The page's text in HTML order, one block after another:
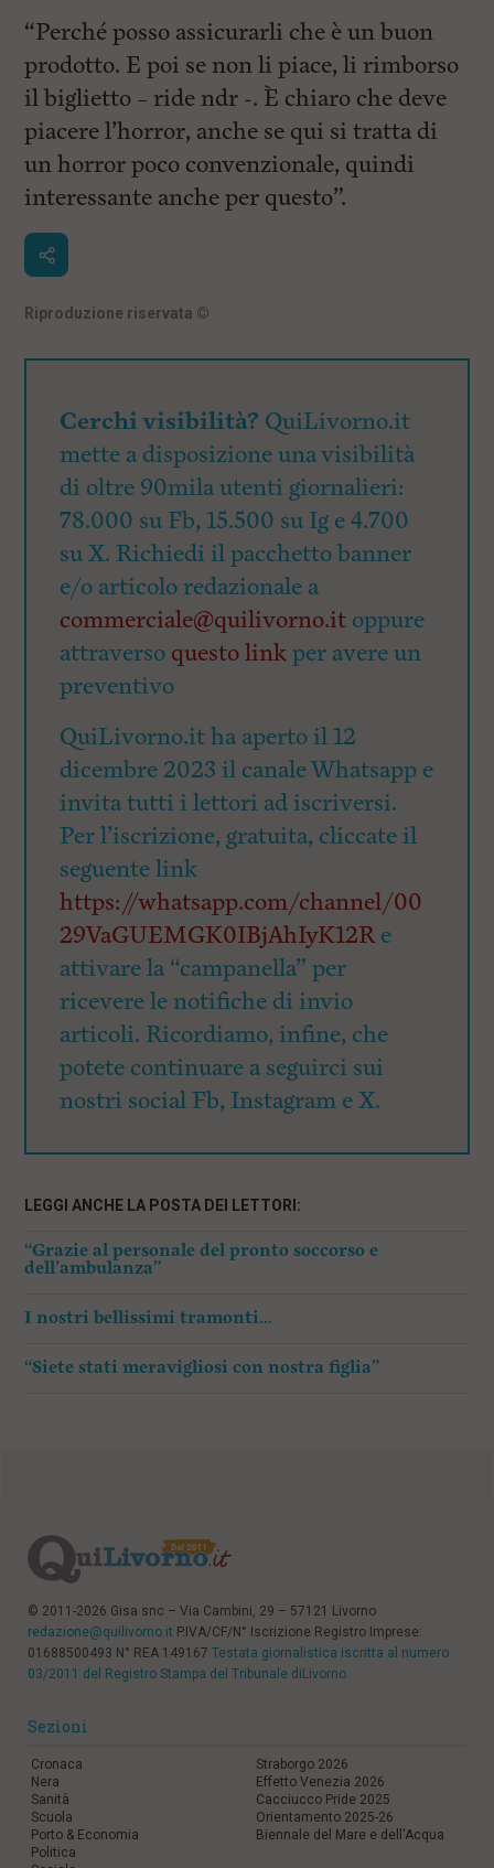
“Perché posso assicurarli che è un buon
prodotto. E poi se non li piace, li rimborso
il biglietto – ride ndr -. È chiaro che deve
piacere l’horror, anche se qui si tratta di
un horror poco convenzionale, quindi
interessante anche per questo”.
Riproduzione riservata ©
Cerchi visibilità? QuiLivorno.it
mette a disposizione una visibilità
di oltre 90mila utenti giornalieri:
78.000 su Fb, 15.500 su Ig e 4.700
su X. Richiedi il pacchetto banner
e/o articolo redazionale a
commerciale@quilivorno.it oppure
attraverso questo linkper avere un
preventivo
QuiLivorno.it ha aperto il 12
dicembre 2023 il canale Whatsapp e
invita tutti i lettori ad iscriversi.
Per l’iscrizione, gratuita, cliccate il
seguente link
https://whatsapp.com/channel/00
29VaGUEMGK0IBjAhIyK12Re
attivare la “campanella” per
ricevere le notifiche di invio
articoli. Ricordiamo, infine, che
potete continuare a seguirci sui
nostri social Fb, Instagram e X.
LEGGI ANCHE LA POSTA DEI LETTORI:
“Grazie al personale del pronto soccorso e
dell’ambulanza”
I nostri bellissimi tramonti…
“Siete stati meravigliosi con nostra figlia”
© 2011-2026 Gisa snc – Via Cambini, 29 – 57121 Livorno
redazione@quilivorno.it P.IVA/CF/N° Iscrizione Registro Imprese:
01688500493 N° REA 149167 Testata giornalistica iscritta al numero
03/2011 del Registro Stampa del Tribunale diLivorno
Sezioni
Cronaca
Nera
Sanità
Scuola
Porto & Economia
Politica
Straborgo 2026
Effetto Venezia 2026
Cacciucco Pride 2025
Orientamento 2025-26
Biennale del Mare e dell'Acqua